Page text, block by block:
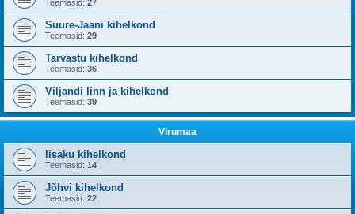
Teemasid: 27
Suure-Jaani kihelkond
Teemasid: 29
Tarvastu kihelkond
Teemasid: 36
Viljandi linn ja kihelkond
Teemasid: 39
Virumaa
Iisaku kihelkond
Teemasid: 14
Jõhvi kihelkond
Teemasid: 22